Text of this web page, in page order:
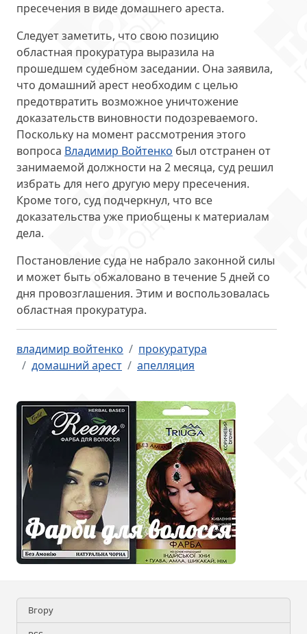
пресечения в виде домашнего ареста.
Следует заметить, что свою позицию
областная прокуратура выразила на
прошедшем судебном заседании. Она заявила,
что домашний арест необходим с целью
предотвратить возможное уничтожение
доказательств виновности подозреваемого.
Поскольку на момент рассмотрения этого
вопроса Владимир Войтенко был отстранен от
занимаемой должности на 2 месяца, суд решил
избрать для него другую меру пресечения.
Кроме того, суд подчеркнул, что все
доказательства уже приобщены к материалам
дела.
Постановление суда не набрало законной силы
и может быть обжаловано в течение 5 дней со
дня провозглашения. Этим и воспользовалась
областная прокуратура.
владимир войтенко
прокуратура
домашний арест
апелляция
Вгору